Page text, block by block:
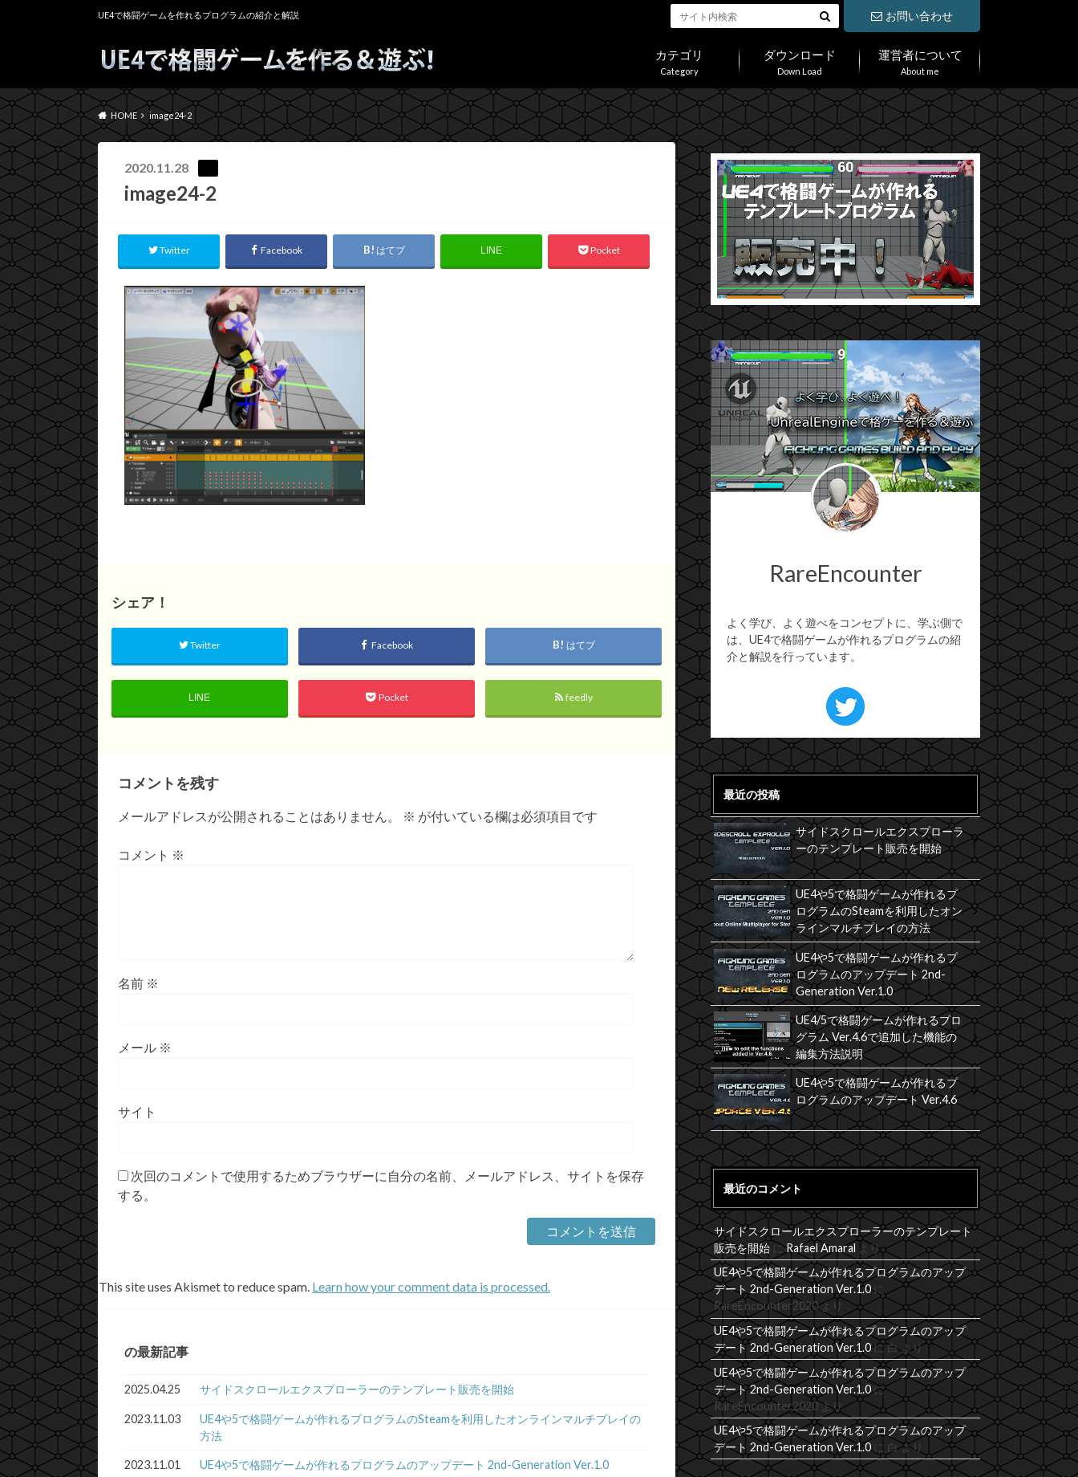
UE4で格闘ゲームを作れるプログラムの紹介と解説 お問い合わせ
Category
カテゴリ
Down Load
ダウンロード
About me
運営者について
HOME image24-2
2020.11.28
image24-2
Twitter Facebook はてブ LINE Pocket
シェア！
Twitter Facebook はてブ
LINE Pocket feedly
コメントを残す
メールアドレスが公開されることはありません。 ※ が付いている欄は必須項目です
コメント ※
名前 ※
メール ※
サイト
次回のコメントで使用するためブラウザーに自分の名前、メールアドレス、サイトを保存
する。
This site uses Akismet to reduce spam. Learn how your comment data is processed.
の最新記事
2025.04.25 サイドスクロールエクスプローラーのテンプレート販売を開始
2023.11.03
UE4や5で格闘ゲームが作れるプログラムのSteamを利用したオンラインマルチプレイの
方法
2023.11.01 UE4や5で格闘ゲームが作れるプログラムのアップデート 2nd-Generation Ver.1.0
RareEncounter
よく学び、よく遊べをコンセプトに、学ぶ側で
は、UE4で格闘ゲームが作れるプログラムの紹
介と解説を行っています。
最近の投稿
サイドスクロールエクスプローラ
ーのテンプレート販売を開始
UE4や5で格闘ゲームが作れるプ
ログラムのSteamを利用したオン
ラインマルチプレイの方法
UE4や5で格闘ゲームが作れるプ
ログラムのアップデート 2nd-
Generation Ver.1.0
UE4/5で格闘ゲームが作れるプロ
グラム Ver.4.6で追加した機能の
編集方法説明
UE4や5で格闘ゲームが作れるプ
ログラムのアップデート Ver.4.6
最近のコメント
サイドスクロールエクスプローラーのテンプレート
販売を開始 にRafael Amaral より
UE4や5で格闘ゲームが作れるプログラムのアップ
デート 2nd-Generation Ver.1.0に
RareEncounter2020より
UE4や5で格闘ゲームが作れるプログラムのアップ
デート 2nd-Generation Ver.1.0に白より
UE4や5で格闘ゲームが作れるプログラムのアップ
デート 2nd-Generation Ver.1.0に
RareEncounter2020より
UE4や5で格闘ゲームが作れるプログラムのアップ
デート 2nd-Generation Ver.1.0に 白より